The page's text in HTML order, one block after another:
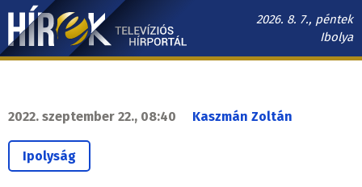
Ugrás
tartalomra
2026. 8. 7., péntek
Ibolya
Hírek.sk
2022. szeptember 22., 08:40 Kaszmán Zoltán
Ipolyság